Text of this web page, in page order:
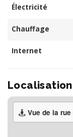
Électricité
Chauffage
Internet
Localisation
Vue de la rue